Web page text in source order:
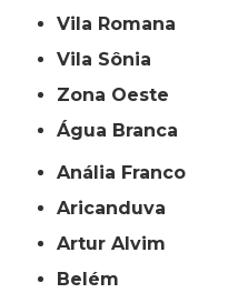
Vila Romana
Vila Sônia
Zona Oeste
Água Branca
Anália Franco
Aricanduva
Artur Alvim
Belém